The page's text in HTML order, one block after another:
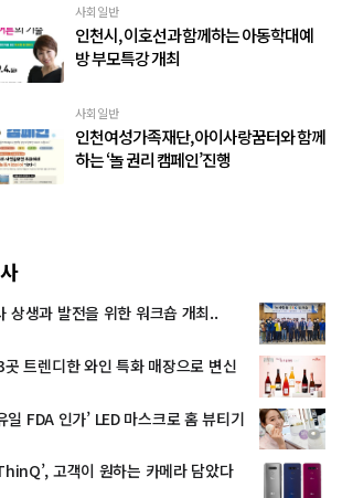
사회일반
인천시, 이호선과 함께하는 아동학대예
방 부모특강 개최
사회일반
인천여성가족재단, 아이사랑꿈터와 함께
하는 ‘놀 권리 캠페인’진행
상생과 발전을 위한 워크숍 개최..
트렌디한 와인 특화 매장으로 변신
일 FDA 인가’ LED 마스크로 홈 뷰티기
고객이 원하는 카메라 담았다